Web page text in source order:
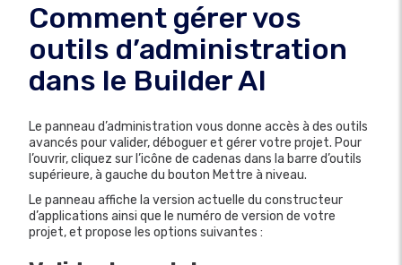
Comment gérer vos
outils d’administration
dans le Builder AI
Le panneau d’administration vous donne accès à des outils
avancés pour valider, déboguer et gérer votre projet. Pour
l’ouvrir, cliquez sur l’icône de cadenas dans la barre d’outils
supérieure, à gauche du bouton Mettre à niveau.
Le panneau affiche la version actuelle du constructeur
d’applications ainsi que le numéro de version de votre
projet, et propose les options suivantes :